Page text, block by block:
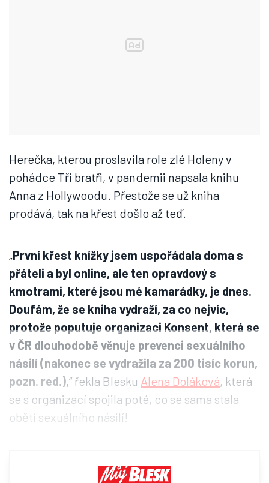
Herečka, kterou proslavila role zlé Holeny v
pohádce Tři bratři, v pandemii napsala knihu
Anna z Hollywoodu. Přestože se už kniha
prodává, tak na křest došlo až teď.
„První křest knížky jsem uspořádala doma s
přáteli a byl online, ale ten opravdový s
kmotrami, které jsou mé kamarádky, je dnes.
Doufám, že se kniha vydraží, za co nejvíc,
protože poputuje organizaci Konsent, která se
v ČR dlouhodobě věnuje prevenci sexuálního
násilí (nakonec se vydražila za 200 tisíc korun,
pozn. red.),“ řekla Blesku Alena Doláková, která
se s organizací spojila poté, co se sama stala
obětí sexuálního násilí!